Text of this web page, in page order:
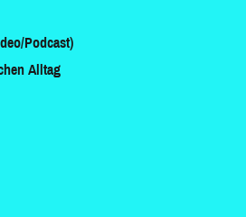
Podcast)
Alltag